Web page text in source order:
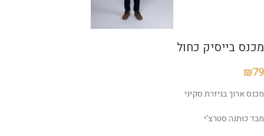
מכנס בייסיק כחול
₪79
מכנס ארוך בגיזרת סקיני
מבד כותנה סטרצ'י